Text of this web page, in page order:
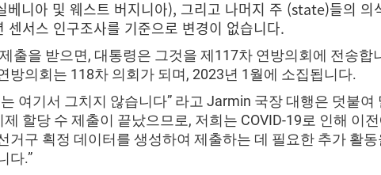
베니아 및 웨스트 버지니아), 그리고 나머지 주 (state)들의 의
센서스 인구조사를 기준으로 변경이 없습니다.
출을 받으면, 대통령은 그것을 제117차 연방의회에 전송합
방의회는 118차 의회가 되며, 2023년 1월에 소집됩니다.
여기서 그치지 않습니다” 라고 Jarmin 국장 대행은 덧붙여
제 할당 수 제출이 끝났으므로, 저희는 COVID-19로 인해 이전
거구 획정 데이터를 생성하여 제출하는 데 필요한 추가 활동
다.”